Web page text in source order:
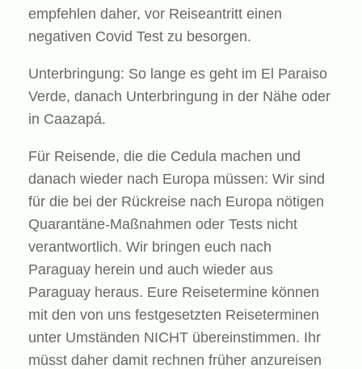
empfehlen daher, vor Reiseantritt einen
negativen Covid Test zu besorgen.
Unterbringung: So lange es geht im El Paraiso
Verde, danach Unterbringung in der Nähe oder
in Caazapá.
Für Reisende, die die Cedula machen und
danach wieder nach Europa müssen: Wir sind
für die bei der Rückreise nach Europa nötigen
Quarantäne-Maßnahmen oder Tests nicht
verantwortlich. Wir bringen euch nach
Paraguay herein und auch wieder aus
Paraguay heraus. Eure Reisetermine können
mit den von uns festgesetzten Reiseterminen
unter Umständen NICHT übereinstimmen. Ihr
müsst daher damit rechnen früher anzureisen